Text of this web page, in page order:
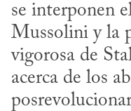
se interponen
Mussolini y la
vigorosa de
acerca de los